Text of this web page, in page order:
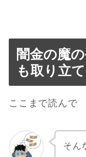
闇金の魔
も取り立
ここまで読んで
そん